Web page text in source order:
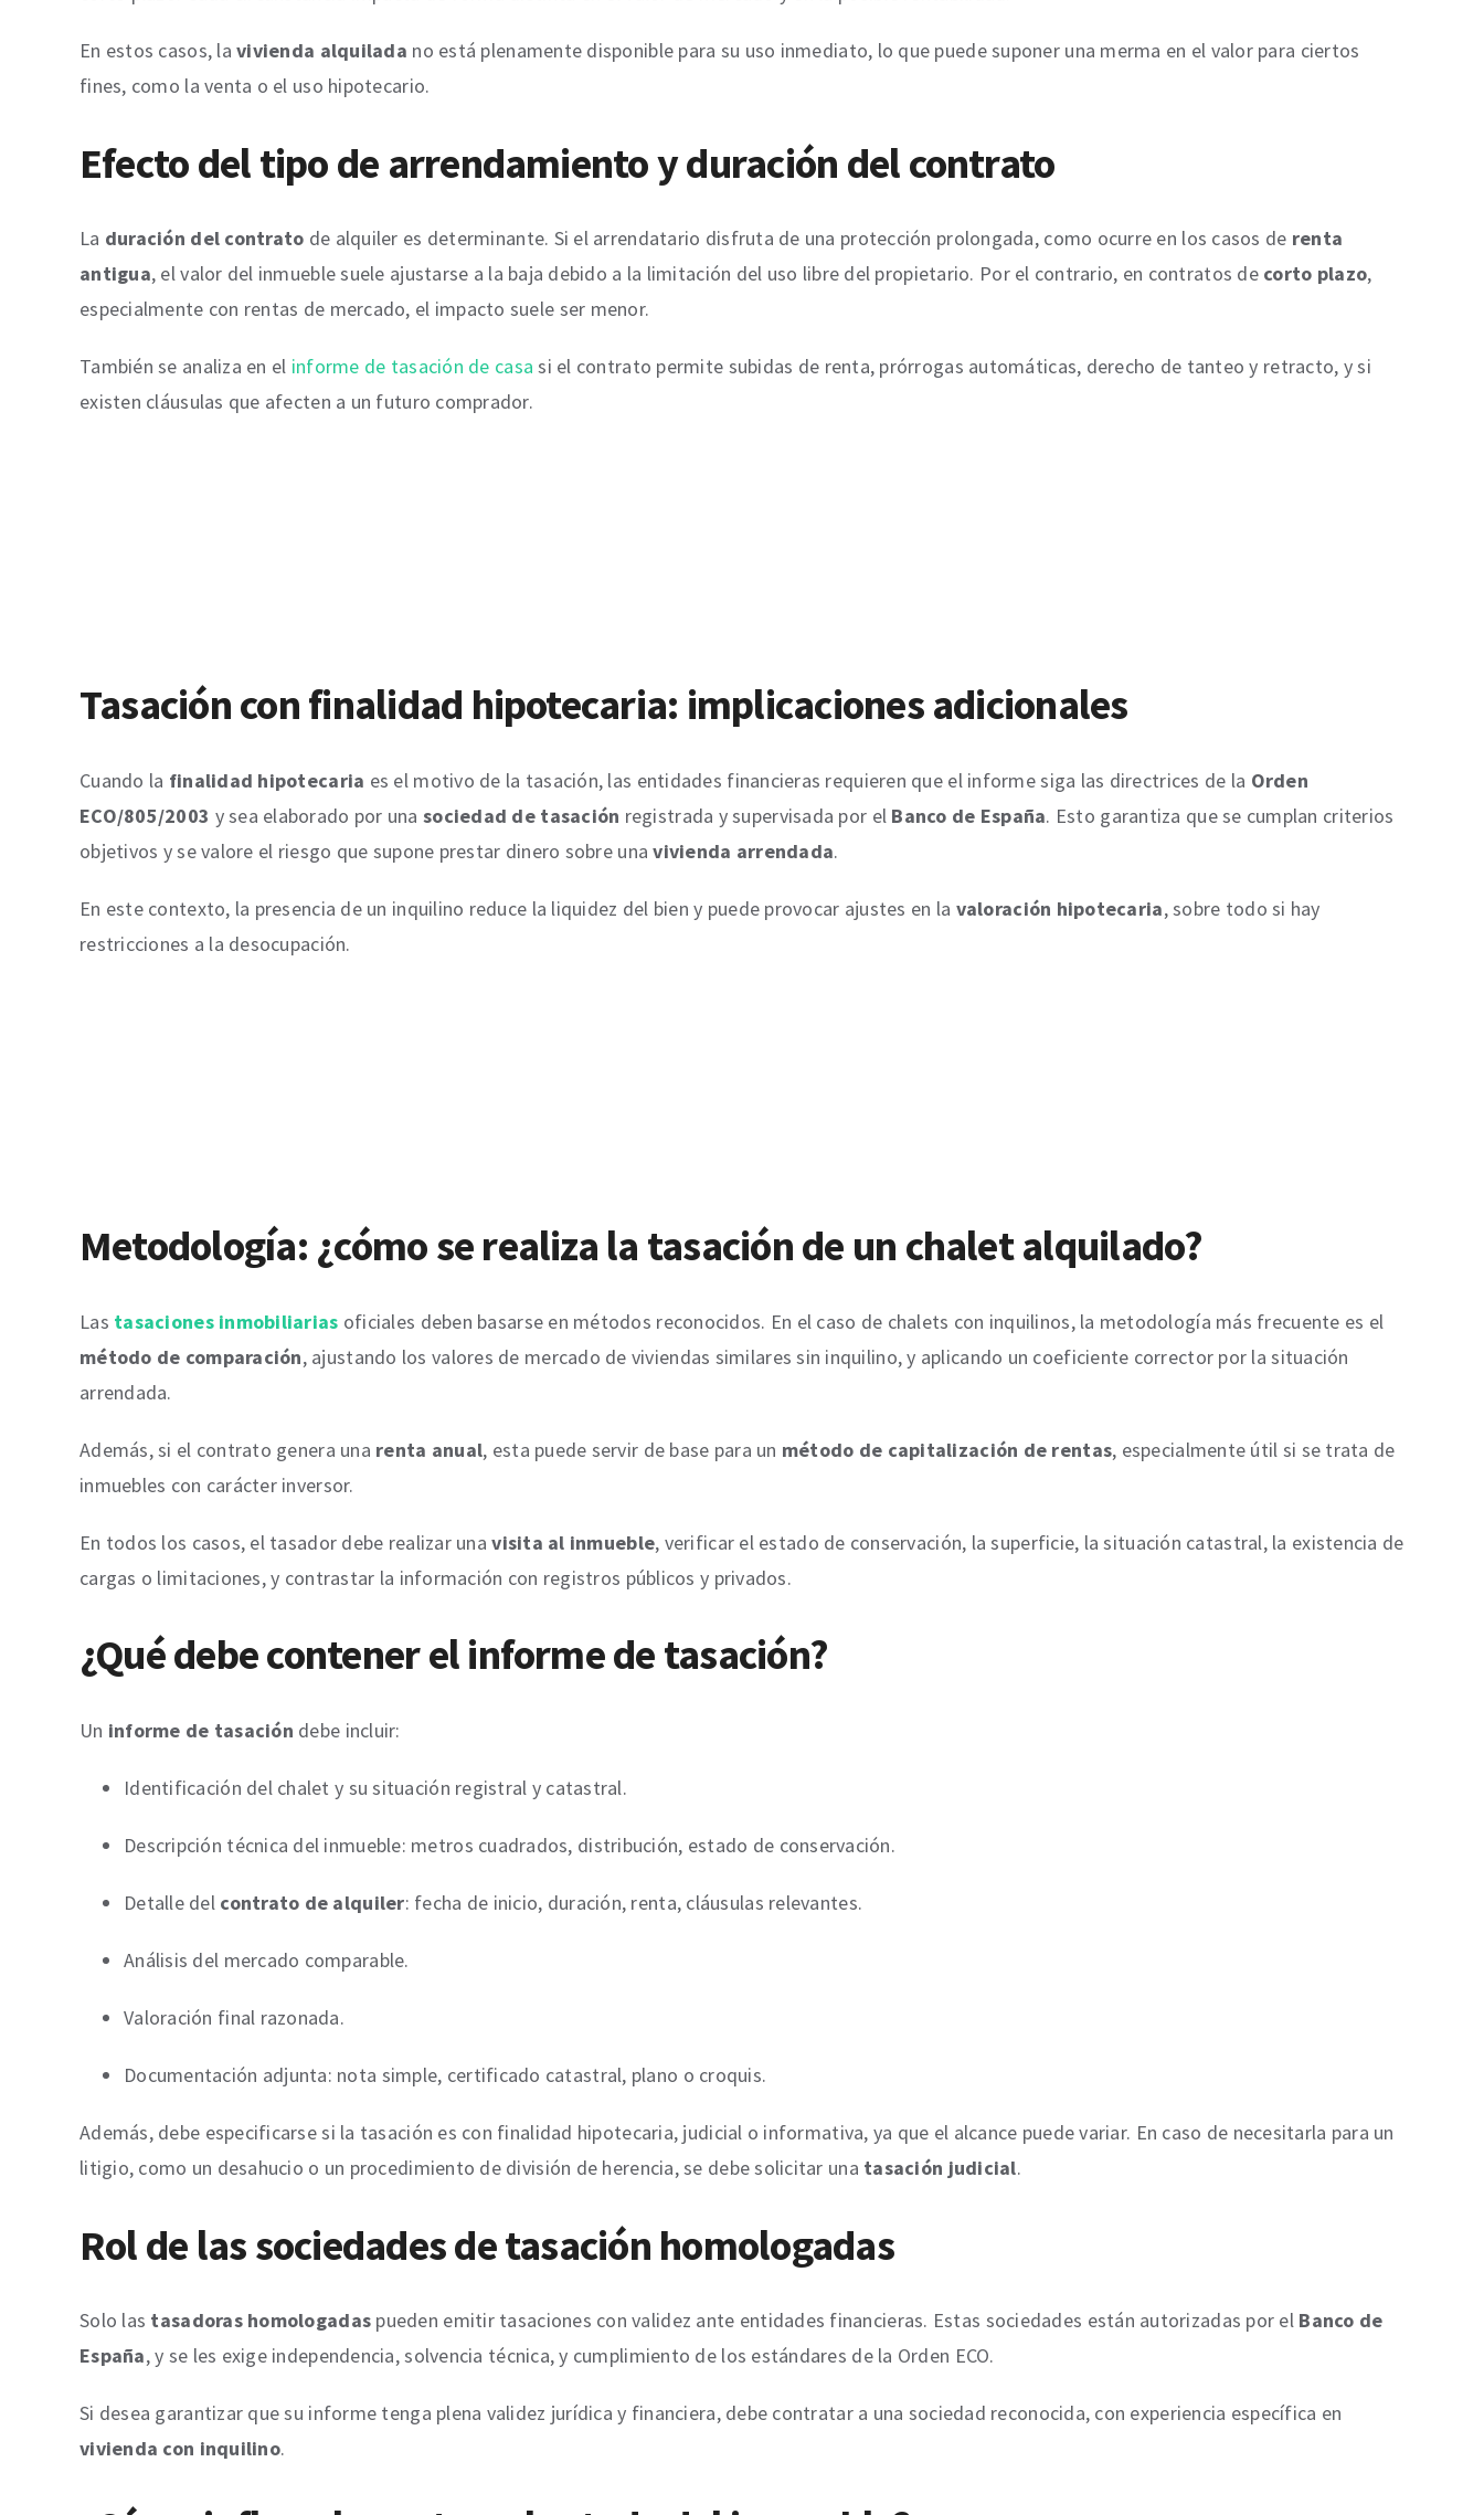
En estos casos, lavivienda alquilada no está plenamente disponible para su uso inmediato, lo que puede suponer una merma en el valor para ciertos
fines, como la venta o el uso hipotecario.
Efecto del tipo de arrendamiento y duración del contrato
La duración del contrato de alquiler es determinante. Si el arrendatario disfruta de una protección prolongada, como ocurre en los casos de renta
antigua, el valor del inmueble suele ajustarse a la baja debido a la limitación del uso libre del propietario. Por el contrario, en contratos de corto plazo,
especialmente con rentas de mercado, el impacto suele ser menor.
También se analiza en el informe de tasación de casa si el contrato permite subidas de renta, prórrogas automáticas, derecho de tanteo y retracto, y si
existen cláusulas que afecten a un futuro comprador.
Tasación con finalidad hipotecaria: implicaciones adicionales
Cuando la finalidad hipotecaria es el motivo de la tasación, las entidades financieras requieren que el informe siga las directrices de la Orden
ECO/805/2003 y sea elaborado por una sociedad de tasación registrada y supervisada por el Banco de España. Esto garantiza que se cumplan criterios
objetivos y se valore el riesgo que supone prestar dinero sobre unavivienda arrendada.
En este contexto, la presencia de un inquilino reduce la liquidez del bien y puede provocar ajustes en la valoración hipotecaria, sobre todo si hay
restricciones a la desocupación.
Metodología: ¿cómo se realiza la tasación de un chalet alquilado?
Las tasaciones inmobiliarias oficiales deben basarse en métodos reconocidos. En el caso de chalets con inquilinos, la metodología más frecuente es el
método de comparación, ajustando los valores de mercado de viviendas similares sin inquilino, y aplicando un coeficiente corrector por la situación
arrendada.
Además, si el contrato genera una renta anual, esta puede servir de base para un método de capitalización de rentas, especialmente útil si se trata de
inmuebles con carácter inversor.
En todos los casos, el tasador debe realizar unavisita al inmueble, verificar el estado de conservación, la superficie, la situación catastral, la existencia de
cargas o limitaciones, y contrastar la información con registros públicos y privados.
¿Qué debe contener el informe de tasación?
Un informe de tasación debe incluir:
Identificación del chalet y su situación registral y catastral.
Descripción técnica del inmueble: metros cuadrados, distribución, estado de conservación.
Detalle del contrato de alquiler: fecha de inicio, duración, renta, cláusulas relevantes.
Análisis del mercado comparable.
Valoración final razonada.
Documentación adjunta: nota simple, certificado catastral, plano o croquis.
Además, debe especificarse si la tasación es con finalidad hipotecaria, judicial o informativa, ya que el alcance puede variar. En caso de necesitarla para un
litigio, como un desahucio o un procedimiento de división de herencia, se debe solicitar una tasación judicial.
Rol de las sociedades de tasación homologadas
Solo las tasadoras homologadas pueden emitir tasaciones con validez ante entidades financieras. Estas sociedades están autorizadas por el Banco de
España, y se les exige independencia, solvencia técnica, y cumplimiento de los estándares de la Orden ECO.
Si desea garantizar que su informe tenga plena validez jurídica y financiera, debe contratar a una sociedad reconocida, con experiencia específica en
vivienda con inquilino.